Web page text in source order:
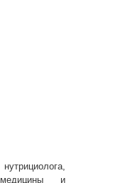
медицины и